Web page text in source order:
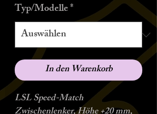
Typ/Modelle*
In den Warenkorb
LSL Speed-Match